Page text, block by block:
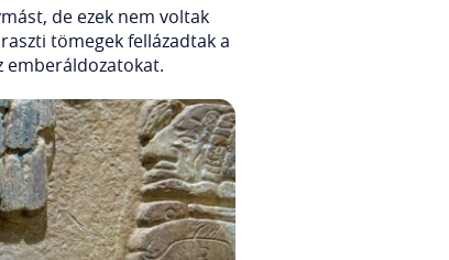
de ezek nem voltak
tömegek fellázadtak a
emberáldozatokat.